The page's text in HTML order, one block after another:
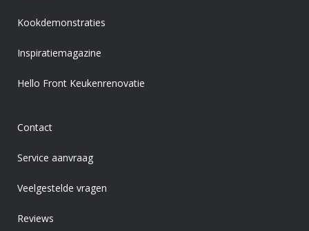
Kookdemonstraties
Inspiratiemagazine
Hello Front Keukenrenovatie
Contact
Service aanvraag
Veelgestelde vragen
Reviews